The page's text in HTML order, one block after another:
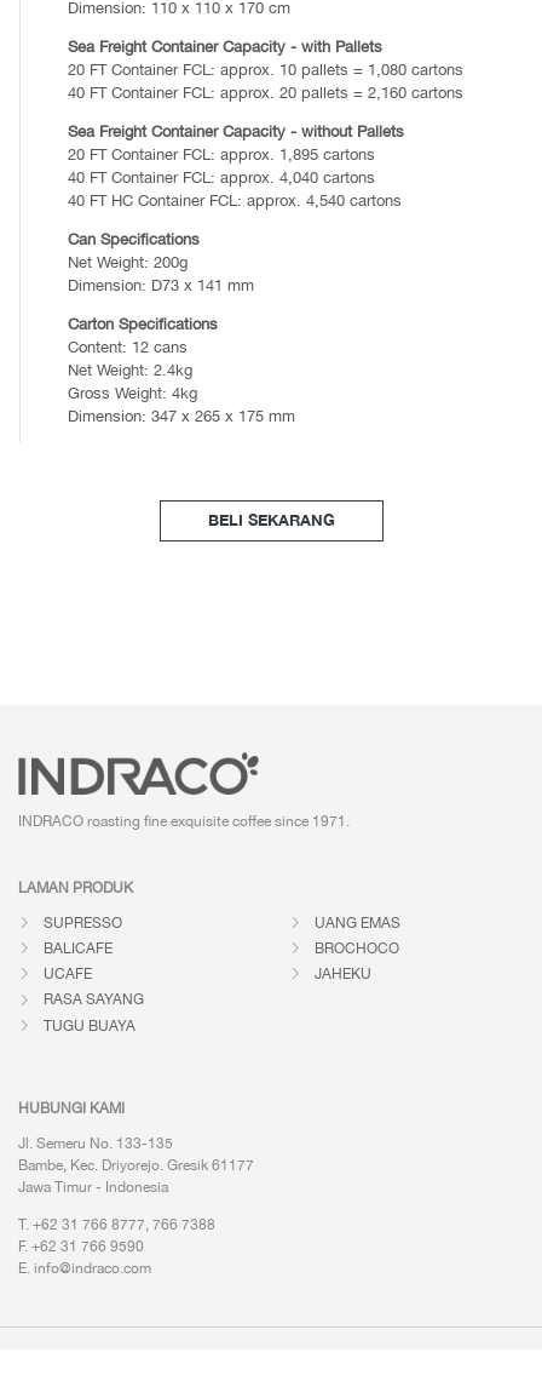
Dimension: 110 x 110 x 170 cm
Sea Freight Container Capacity - with Pallets
20 FT Container FCL: approx. 10 pallets = 1,080 cartons
40 FT Container FCL: approx. 20 pallets = 2,160 cartons
Sea Freight Container Capacity - without Pallets
20 FT Container FCL: approx. 1,895 cartons
40 FT Container FCL: approx. 4,040 cartons
40 FT HC Container FCL: approx. 4,540 cartons
Can Specifications
Net Weight: 200g
Dimension: D73 x 141 mm
Carton Specifications
Content: 12 cans
Net Weight: 2.4kg
Gross Weight: 4kg
Dimension: 347 x 265 x 175 mm
BELI SEKARANG
INDRACO roasting fine exquisite coffee since 1971.
LAMAN PRODUK
SUPRESSO
BALICAFE
UCAFE
RASA SAYANG
TUGU BUAYA
UANG EMAS
BROCHOCO
JAHEKU
HUBUNGI KAMI
Jl. Semeru No. 133-135
Bambe, Kec. Driyorejo. Gresik 61177
Jawa Timur - Indonesia
T. +62 31 766 8777, 766 7388
F. +62 31 766 9590
E. info@indraco.com